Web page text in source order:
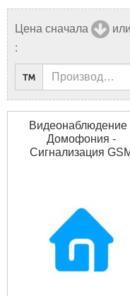
Цена сначала
или
:
Видеонаблюдение
Домофония -
Сигнализация